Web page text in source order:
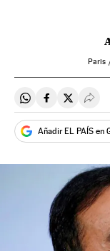
Paris
Compartir en
Compartir en
Añadir EL PAÍS en